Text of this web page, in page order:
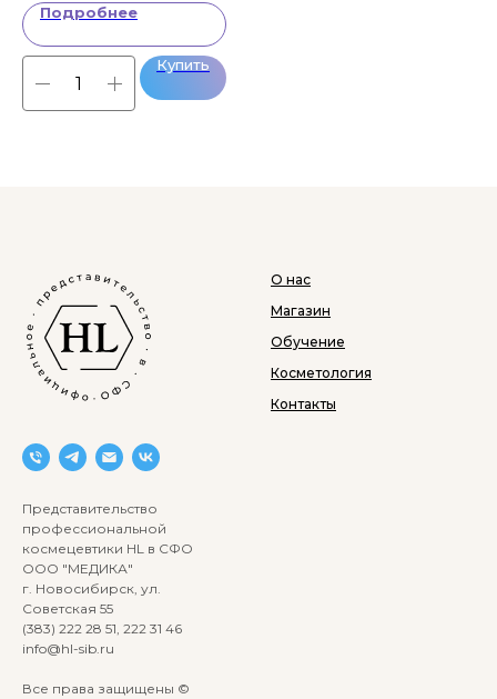
Подробнее
Купить
Представительство
профессиональной
космецевтики HL в СФО
ООО "МЕДИКА"
г. Новосибирск, ул.
Советская 55
(383) 222 28 51, 222 31 46
info@hl-sib.ru
Все права защищены ©
О нас
Магазин
Обучение
Косметология
Контакты